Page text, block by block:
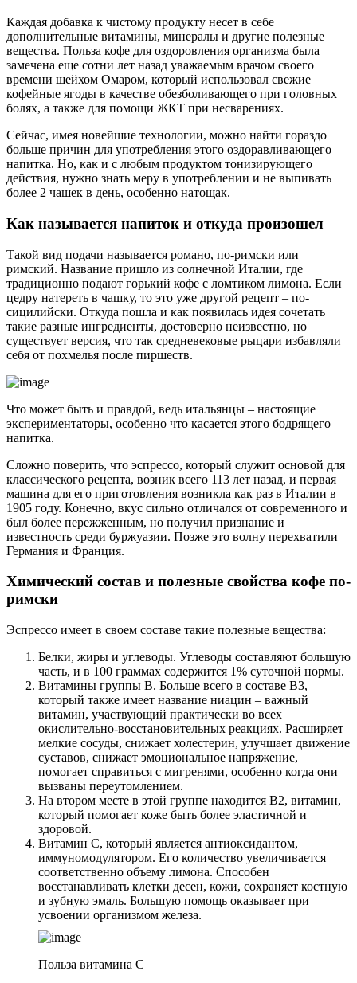
Каждая добавка к чистому продукту несет в себе
дополнительные витамины, минералы и другие полезные
вещества. Польза кофе для оздоровления организма была
замечена еще сотни лет назад уважаемым врачом своего
времени шейхом Омаром, который использовал свежие
кофейные ягоды в качестве обезболивающего при головных
болях, а также для помощи ЖКТ при несварениях.
Сейчас, имея новейшие технологии, можно найти гораздо
больше причин для употребления этого оздоравливающего
напитка. Но, как и с любым продуктом тонизирующего
действия, нужно знать меру в употреблении и не выпивать
более 2 чашек в день, особенно натощак.
Как называется напиток и откуда произошел
Такой вид подачи называется романо, по-римски или
римский. Название пришло из солнечной Италии, где
традиционно подают горький кофе с ломтиком лимона. Если
цедру натереть в чашку, то это уже другой рецепт – по-
сицилийски. Откуда пошла и как появилась идея сочетать
такие разные ингредиенты, достоверно неизвестно, но
существует версия, что так средневековые рыцари избавляли
себя от похмелья после пиршеств.
Что может быть и правдой, ведь итальянцы – настоящие
экспериментаторы, особенно что касается этого бодрящего
напитка.
Сложно поверить, что эспрессо, который служит основой для
классического рецепта, возник всего 113 лет назад, и первая
машина для его приготовления возникла как раз в Италии в
1905 году. Конечно, вкус сильно отличался от современного и
был более пережженным, но получил признание и
известность среди буржуазии. Позже это волну перехватили
Германия и Франция.
Химический состав и полезные свойства кофе по-
римски
Эспрессо имеет в своем составе такие полезные вещества:
Белки, жиры и углеводы. Углеводы составляют большую
часть, и в 100 граммах содержится 1% суточной нормы.
Витамины группы В. Больше всего в составе В3,
который также имеет название ниацин – важный
витамин, участвующий практически во всех
окислительно-восстановительных реакциях. Расширяет
мелкие сосуды, снижает холестерин, улучшает движение
суставов, снижает эмоциональное напряжение,
помогает справиться с мигренями, особенно когда они
вызваны переутомлением.
На втором месте в этой группе находится В2, витамин,
который помогает коже быть более эластичной и
здоровой.
Витамин С, который является антиоксидантом,
иммуномодулятором. Его количество увеличивается
соответственно объему лимона. Способен
восстанавливать клетки десен, кожи, сохраняет костную
и зубную эмаль. Большую помощь оказывает при
усвоении организмом железа.
Польза витамина С